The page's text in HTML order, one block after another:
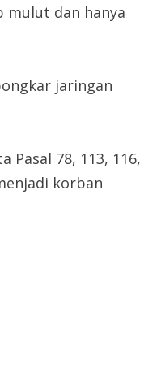
mulut dan hanya
jaringan
Pasal 78, 113, 116,
korban